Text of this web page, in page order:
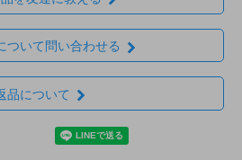
ついて問い合わせる
品について